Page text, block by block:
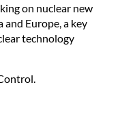
on nuclear new
Europe, a key
technology